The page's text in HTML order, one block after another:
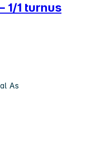
1/1 turnus
As